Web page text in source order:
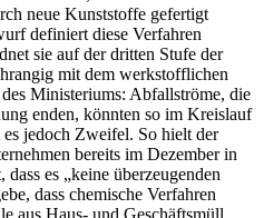
neue Kunststoffe gefertigt
definiert diese Verfahren
sie auf der dritten Stufe der
mit dem werkstofflichen
Ministeriums: Abfallströme, die
enden, könnten so im Kreislauf
jedoch Zweifel. So hielt der
bereits im Dezember in
es „keine überzeugenden
dass chemische Verfahren
aus Haus- und Geschäftsmüll